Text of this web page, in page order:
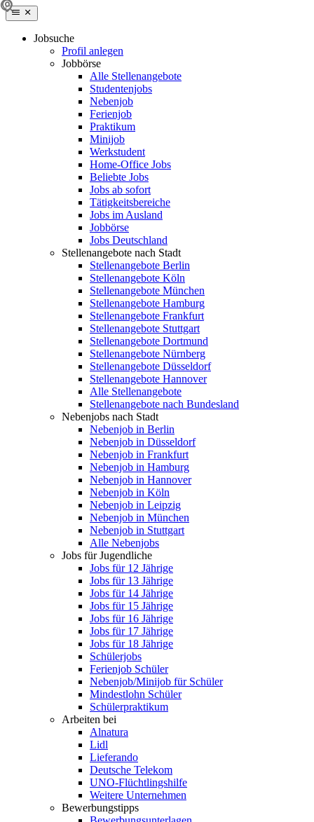
Jobsuche
Profil anlegen
Jobbörse
Alle Stellenangebote
Studentenjobs
Nebenjob
Ferienjob
Praktikum
Minijob
Werkstudent
Home-Office Jobs
Beliebte Jobs
Jobs ab sofort
Tätigkeitsbereiche
Jobs im Ausland
Jobbörse
Jobs Deutschland
Stellenangebote nach Stadt
Stellenangebote Berlin
Stellenangebote Köln
Stellenangebote München
Stellenangebote Hamburg
Stellenangebote Frankfurt
Stellenangebote Stuttgart
Stellenangebote Dortmund
Stellenangebote Nürnberg
Stellenangebote Düsseldorf
Stellenangebote Hannover
Alle Stellenangebote
Stellenangebote nach Bundesland
Nebenjobs nach Stadt
Nebenjob in Berlin
Nebenjob in Düsseldorf
Nebenjob in Frankfurt
Nebenjob in Hamburg
Nebenjob in Hannover
Nebenjob in Köln
Nebenjob in Leipzig
Nebenjob in München
Nebenjob in Stuttgart
Alle Nebenjobs
Jobs für Jugendliche
Jobs für 12 Jährige
Jobs für 13 Jährige
Jobs für 14 Jährige
Jobs für 15 Jährige
Jobs für 16 Jährige
Jobs für 17 Jährige
Jobs für 18 Jährige
Schülerjobs
Ferienjob Schüler
Nebenjob/Minijob für Schüler
Mindestlohn Schüler
Schülerpraktikum
Arbeiten bei
Alnatura
Lidl
Lieferando
Deutsche Telekom
UNO-Flüchtlingshilfe
Weitere Unternehmen
Bewerbungstipps